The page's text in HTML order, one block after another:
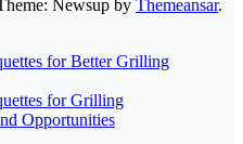
Newsup by Themeansar.
for Better Grilling
for Grilling
Opportunities